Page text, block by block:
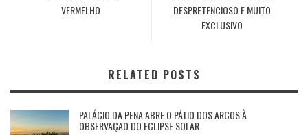
VERMELHO
DESPRETENCIOSO E MUITO
EXCLUSIVO
RELATED POSTS
PALÁCIO DA PENA ABRE O PÁTIO DOS ARCOS À
OBSERVAÇÃO DO ECLIPSE SOLAR